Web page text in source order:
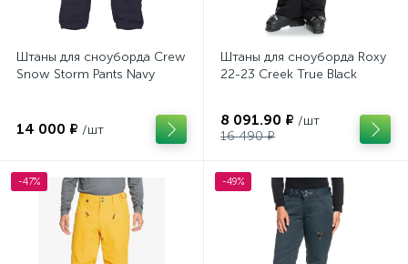
Штаны для сноуборда Crew
Snow Storm Pants Navy
14 000 ₽ /шт
Штаны для сноуборда Roxy
22-23 Creek True Black
8 091.90 ₽ /шт
16 490 ₽
-47% -49%